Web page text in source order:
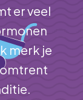
er veel
merk je